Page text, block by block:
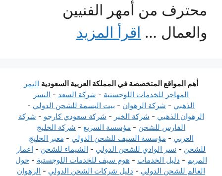
محترف من أمهر الفنيين
والعمال … اقرأ المزيد
أهم المواقع المتخصصة في المملكة العربية السعودية النمر
المهاجر للخدمات اللوجستية - شركة السعد - النسر
الذهبي - شركة الرهوان - بيت البسمة للشحن الدولي -
الرهوان الذهبي - شركة الخير - شركة سعودي كارجو - شركة
الفارس للشحن - مؤسسة السريع - شركة الخليج
العربي - مؤسسة السيف للشحن الدولي - معبر الخليج
للشحن - نسر الوادي للشحن الدولي - الشيماء للشحن - اعمار
المريم - دليل الخدمات - هوم سيف للخدمات اللوجستية -حول
العالم للشحن الدولي - دليل شركات الشحن الدولي - الرهوان